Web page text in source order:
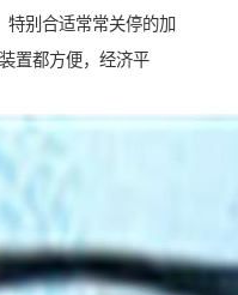
特别合适常常关停的加
置都方便，经济平